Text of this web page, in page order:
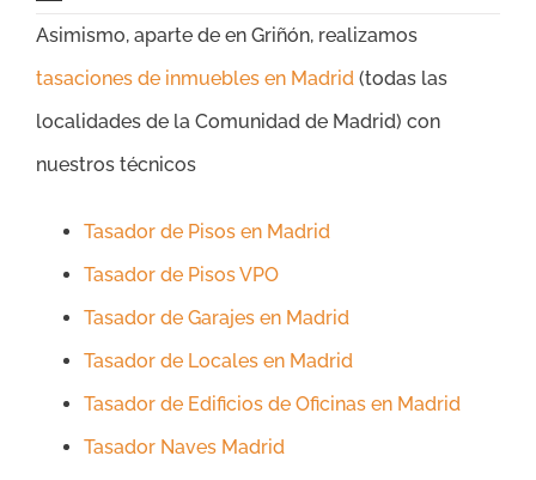
Asimismo, aparte de en Griñón, realizamos
tasaciones de inmuebles en Madrid(todas las
localidades de la Comunidad de Madrid) con
nuestros técnicos
Tasador de Pisos en Madrid
Tasador de Pisos VPO
Tasador de Garajes en Madrid
Tasador de Locales en Madrid
Tasador de Edificios de Oficinas en Madrid
Tasador Naves Madrid